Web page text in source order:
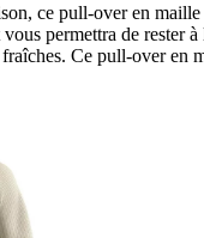
ce pull-over en
permettra de rester à
Ce pull-over en